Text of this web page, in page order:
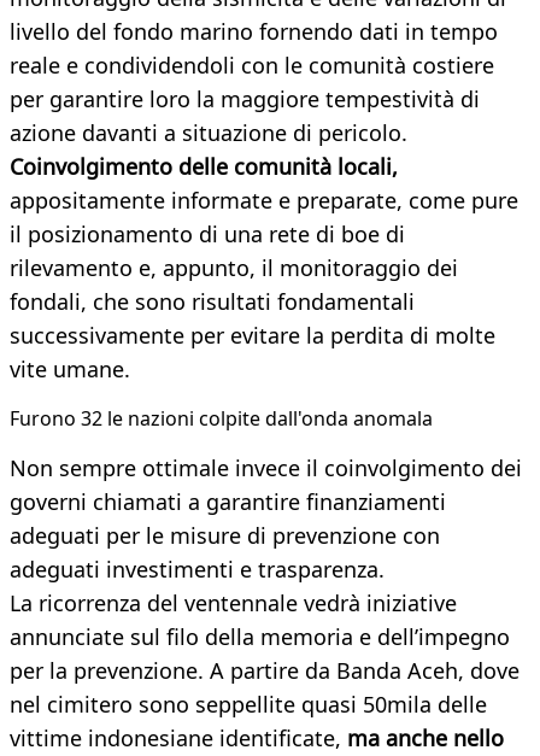
livello del fondo marino fornendo dati in tempo
reale e condividendoli con le comunità costiere
per garantire loro la maggiore tempestività di
azione davanti a situazione di pericolo.
Coinvolgimento delle comunità locali,
appositamente informate e preparate, come pure
il posizionamento di una rete di boe di
rilevamento e, appunto, il monitoraggio dei
fondali, che sono risultati fondamentali
successivamente per evitare la perdita di molte
vite umane.
Furono 32 le nazioni colpite dall'onda anomala
Non sempre ottimale invece il coinvolgimento dei
governi chiamati a garantire finanziamenti
adeguati per le misure di prevenzione con
adeguati investimenti e trasparenza.
La ricorrenza del ventennale vedrà iniziative
annunciate sul filo della memoria e dell’impegno
per la prevenzione. A partire da Banda Aceh, dove
nel cimitero sono seppellite quasi 50mila delle
vittime indonesiane identificate, ma anche nello